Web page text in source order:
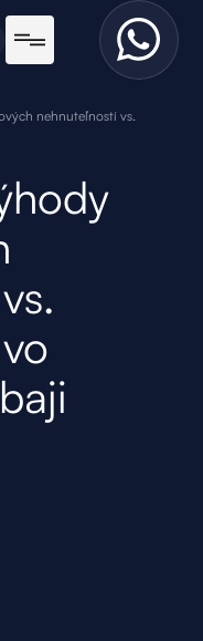
nehnuteľností vs.